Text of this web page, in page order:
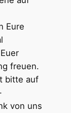
Eure
freuen.
bitte auf
von uns